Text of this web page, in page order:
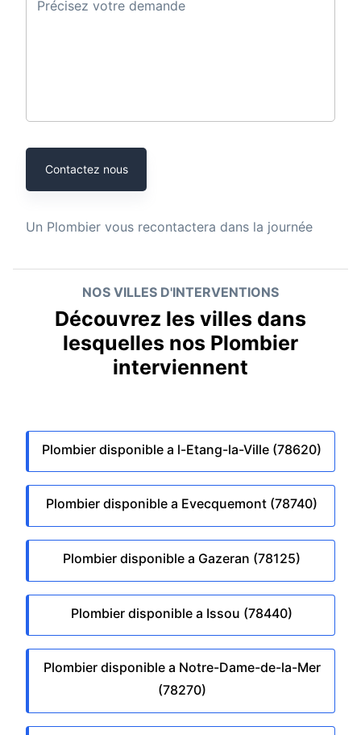
Précisez votre demande
Contactez nous
Un Plombier vous recontactera dans la journée
NOS VILLES D'INTERVENTIONS
Découvrez les villes dans
lesquelles nos Plombier
interviennent
Plombier disponible a l-Etang-la-Ville (78620)
Plombier disponible a Evecquemont (78740)
Plombier disponible a Gazeran (78125)
Plombier disponible a Issou (78440)
Plombier disponible a Notre-Dame-de-la-Mer
(78270)